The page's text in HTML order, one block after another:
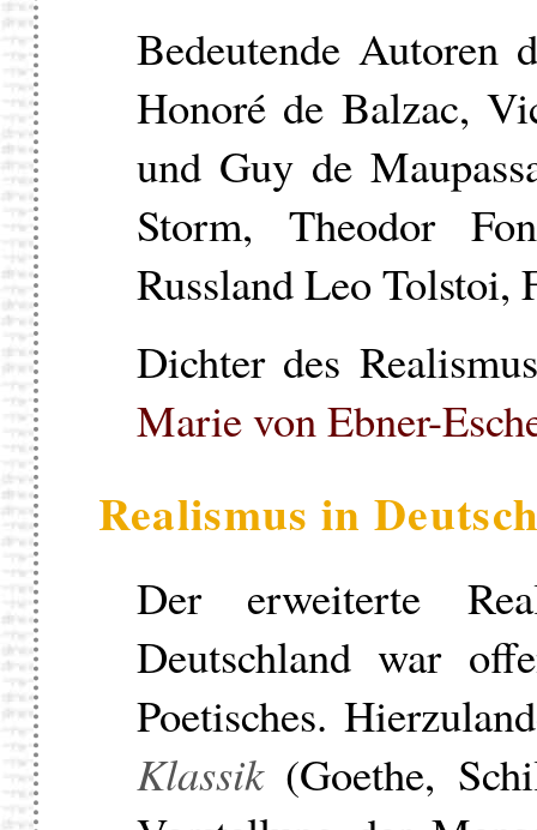
Bedeutende Autoren
Honoré de Balzac,
und Guy de
Storm, Theodor
Russland Leo Tolstoi,
Dichter des
Marie von Ebner-
Realismus in
Der erweiterte
Deutschland war
Poetisches.
Klassik(Goethe,